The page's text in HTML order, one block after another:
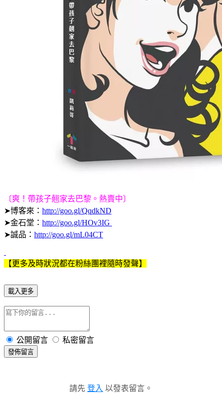
〔爽！帶孩子翹家去巴黎。熱賣中〕
➤博客來： http://goo.gl/QqdkND
➤金石堂： http://goo.gl/HOv3IG
➤誠品： http://goo.gl/mL04CT
【更多及時狀況都在粉絲團裡隨時發聲】
載入更多
公開留言 私密留言
發佈留言
請先 登入 以發表留言。